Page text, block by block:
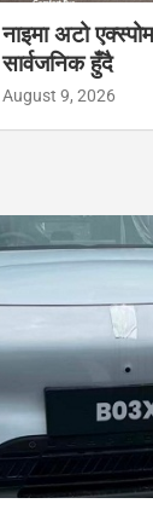
नाइमा अटो
सार्वजनिक हुँदै
August 9, 2026